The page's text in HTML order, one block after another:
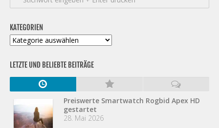
KATEGORIEN
Kategorien
LETZTE UND BELIEBTE BEITRÄGE
Preiswerte Smartwatch Rogbid Apex HD
gestartet
28. Mai 2026